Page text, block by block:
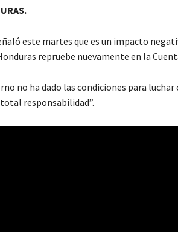
este martes que es un impacto
repruebe nuevamente en la
no ha dado las condiciones para luchar
responsabilidad”.